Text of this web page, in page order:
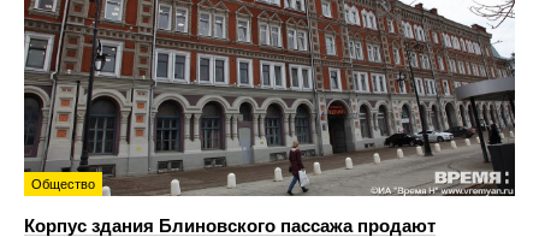
Общество
Корпус здания Блиновского пассажа продают